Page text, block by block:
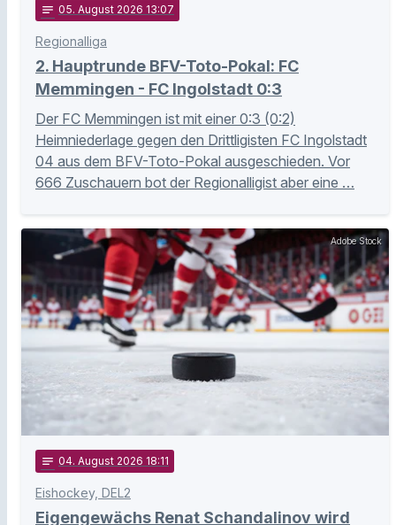
notes 05. August 2026 13:07
Regionalliga
2. Hauptrunde BFV-Toto-Pokal: FC
Memmingen - FC Ingolstadt 0:3
Der FC Memmingen ist mit einer 0:3 (0:2)
Heimniederlage gegen den Drittligisten FC Ingolstadt
04 aus dem BFV-Toto-Pokal ausgeschieden. Vor
666 Zuschauern bot der Regionalligist aber eine …
Adobe Stock
notes 04. August 2026 18:11
Eishockey, DEL2
Eigengewächs Renat Schandalinov wird